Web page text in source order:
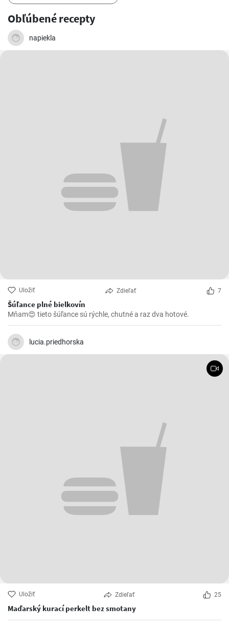
Obľúbené recepty
napiekla
Uložiť Zdieľať 7
Šúľance plné bielkovín
Mňam😍 tieto šúľance sú rýchle, chutné a raz dva hotové.
lucia.priedhorska
Uložiť Zdieľať 25
Maďarský kurací perkelt bez smotany